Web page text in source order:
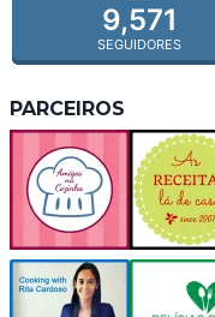
9,571
SEGUIDORES
PARCEIROS